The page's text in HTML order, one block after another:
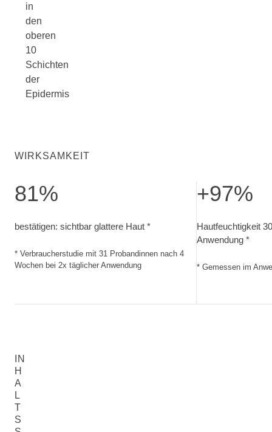
in
den
oberen
10
Schichten
der
Epidermis
WIRKSAMKEIT
81%
bestätigen: sichtbar glattere Haut *
* Verbraucherstudie mit 31 Probandinnen nach 4
Wochen bei 2x täglicher Anwendung
+97%
Hautfeuchtigkeit
Anwendung *
* Gemessen im
IN
H
A
L
T
S